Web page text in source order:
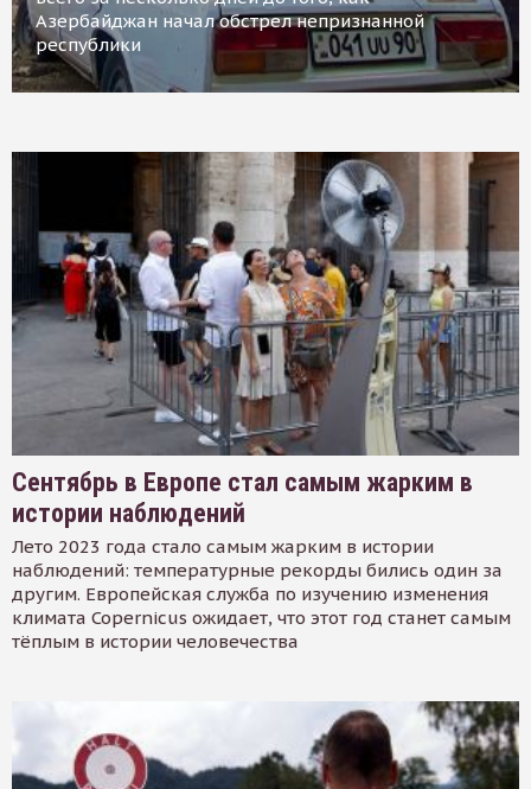
Азербайджан начал обстрел непризнанной
республики
Сентябрь в Европе стал самым жарким в
истории наблюдений
Лето 2023 года стало самым жарким в истории
наблюдений: температурные рекорды бились один за
другим. Европейская служба по изучению изменения
климата Copernicus ожидает, что этот год станет самым
тёплым в истории человечества